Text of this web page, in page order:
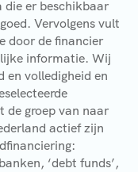
die er beschikbaar
Vervolgens vult
door de financier
informatie. Wij
en volledigheid en
de groep van naar
actief zijn
‘debt funds’,